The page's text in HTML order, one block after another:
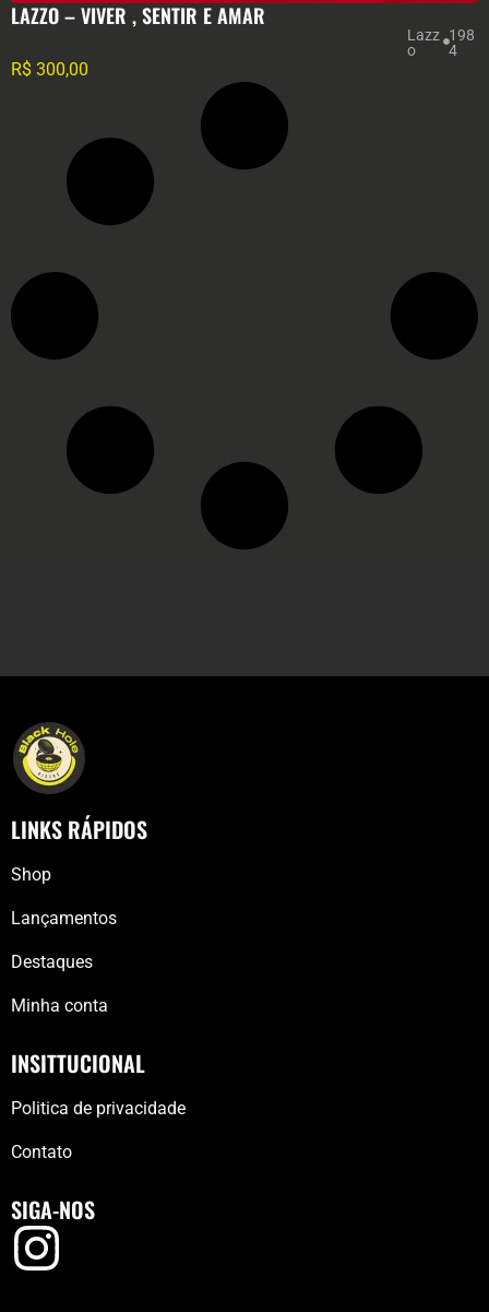
LAZZO – VIVER , SENTIR E AMAR
Lazz
o
198
4
R$ 300,00
LINKS RÁPIDOS
Shop
Lançamentos
Destaques
Minha conta
INSITTUCIONAL
Politica de privacidade
Contato
SIGA-NOS